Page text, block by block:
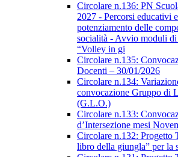
Circolare n.136: PN
2027 - Percorsi educativi
potenziamento delle
socialità - Avvio moduli
“Volley in gi
Circolare n.135:
Docenti – 30/01/2026
Circolare n.134:
convocazione Gruppo di
(G.L.O.)
Circolare n.133:
d’Intersezione mesi
Circolare n.132: Progetto
libro della giungla” per la